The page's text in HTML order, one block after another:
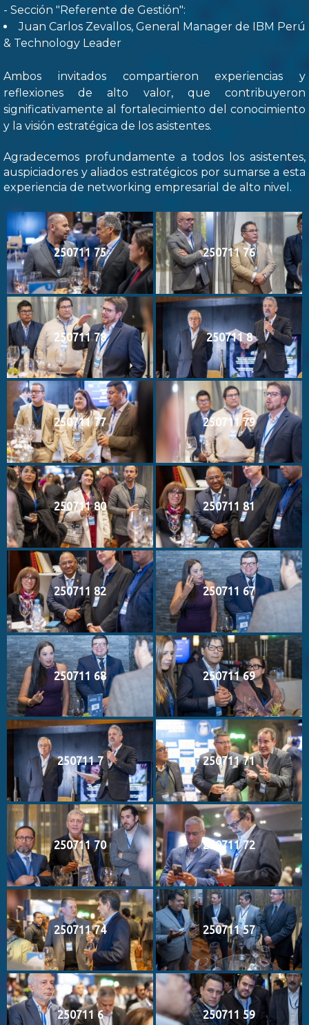
- Sección "Referente de Gestión":
Juan Carlos Zevallos, General Manager de IBM Perú
& Technology Leader
Ambos invitados compartieron experiencias y
reflexiones de alto valor, que contribuyeron
significativamente al fortalecimiento del conocimiento
y la visión estratégica de los asistentes.
Agradecemos profundamente a todos los asistentes,
auspiciadores y aliados estratégicos por sumarse a esta
experiencia de networking empresarial de alto nivel.
250711 75 250711 76
250711 78 250711 8
250711 77 250711 79
250711 80 250711 81
250711 82 250711 67
250711 68 250711 69
250711 7 250711 71
250711 70 250711 72
250711 74 250711 57
250711 6 250711 59